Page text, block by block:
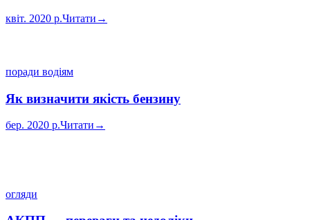
квіт. 2020 р.Читати →
поради водіям
Як визначити якість бензину
бер. 2020 р.Читати →
огляди